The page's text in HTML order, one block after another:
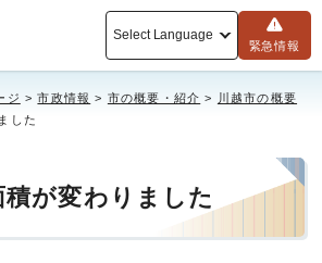
Select Language
緊急情報
ジ >市政情報 > 市の概要・紹介 >
川越市の概要
した
積が変わりました